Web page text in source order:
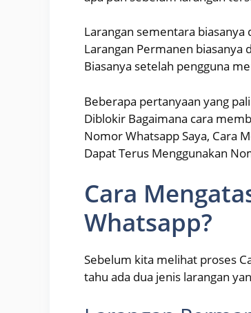
Larangan sementara
Larangan Permanen biasanya
Biasanya setelah pengguna
Beberapa pertanyaan yang
Diblokir Bagaimana cara
Nomor Whatsapp Saya, Cara
Dapat Terus Menggunakan
Cara
Whatsapp?
Sebelum kita melihat proses
tahu ada dua jenis larangan